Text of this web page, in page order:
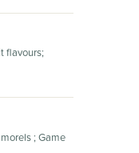
flavours;
; Game